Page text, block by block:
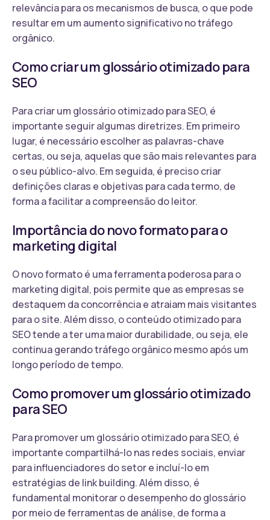
relevância para os mecanismos de busca, o que pode
resultar em um aumento significativo no tráfego
orgânico.
Como criar um glossário otimizado para
SEO
Para criar um glossário otimizado para SEO, é
importante seguir algumas diretrizes. Em primeiro
lugar, é necessário escolher as palavras-chave
certas, ou seja, aquelas que são mais relevantes para
o seu público-alvo. Em seguida, é preciso criar
definições claras e objetivas para cada termo, de
forma a facilitar a compreensão do leitor.
Importância do novo formato para o
marketing digital
O novo formato é uma ferramenta poderosa para o
marketing digital, pois permite que as empresas se
destaquem da concorrência e atraiam mais visitantes
para o site. Além disso, o conteúdo otimizado para
SEO tende a ter uma maior durabilidade, ou seja, ele
continua gerando tráfego orgânico mesmo após um
longo período de tempo.
Como promover um glossário otimizado
para SEO
Para promover um glossário otimizado para SEO, é
importante compartilhá-lo nas redes sociais, enviar
para influenciadores do setor e incluí-lo em
estratégias de link building. Além disso, é
fundamental monitorar o desempenho do glossário
por meio de ferramentas de análise, de forma a